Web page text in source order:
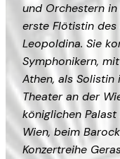
und Orchestern
erste Flötistin
Leopoldina. Sie
Symphonikern,
Athen, als Solistin
Theater an der
königlichen
Wien, beim
Konzertreihe